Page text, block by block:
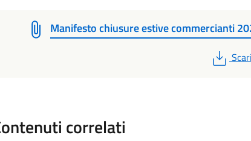
Manifesto chiusure estive commercianti
PDF
correlati